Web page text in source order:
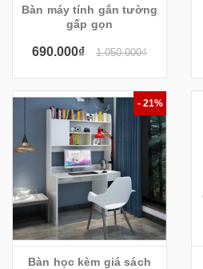
Bàn máy tính gắn tường
gấp gọn
690.000₫ 1.050.000₫
- 21%
Bàn học kèm giá sách